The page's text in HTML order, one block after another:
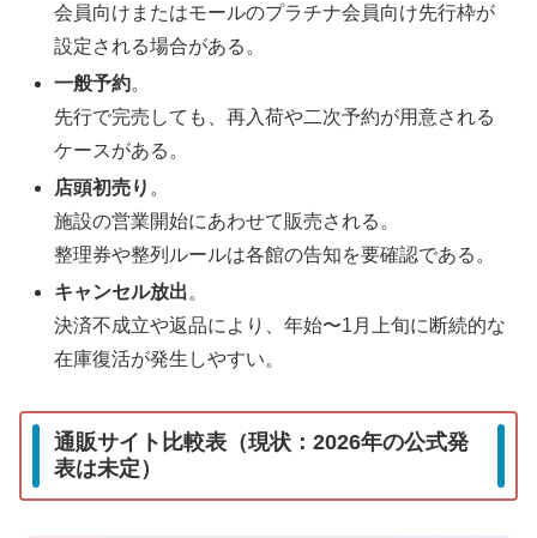
会員向けまたはモールのプラチナ会員向け先行枠が
設定される場合がある。
一般予約。
先行で完売しても、再入荷や二次予約が用意される
ケースがある。
店頭初売り 。
施設の営業開始にあわせて販売される。
整理券や整列ルールは各館の告知を要確認である。
キャンセル放出。
決済不成立や返品により、年始〜1月上旬に断続的な
在庫復活が発生しやすい。
通販サイト比較表（現状：2026年の公式発
表は未定）